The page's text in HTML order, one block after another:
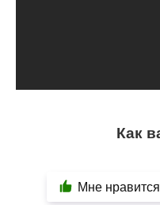
Как
Мне нравится